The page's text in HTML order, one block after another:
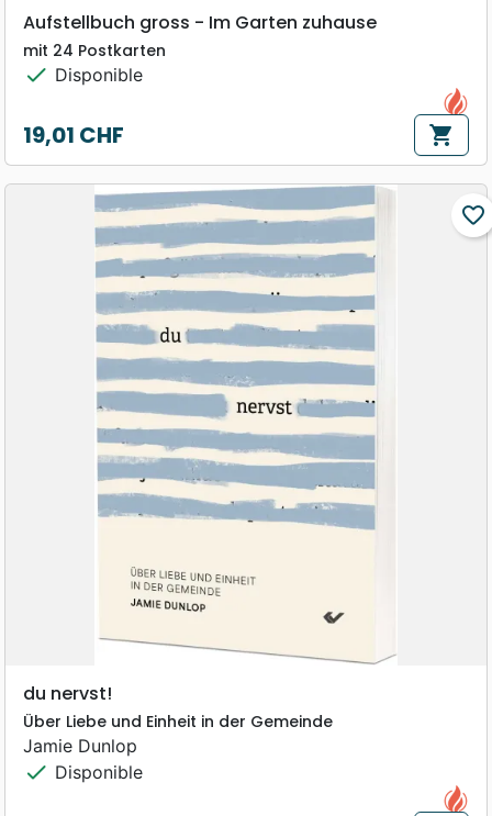
Aufstellbuch gross - Im Garten zuhause
mit 24 Postkarten
check Disponible
Prix
19,01 CHF shopping_cart
favorite_border
du nervst!
Über Liebe und Einheit in der Gemeinde
Jamie Dunlop
check Disponible